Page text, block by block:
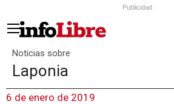
Publicidad
Noticias sobre
Laponia
6 de enero de 2019